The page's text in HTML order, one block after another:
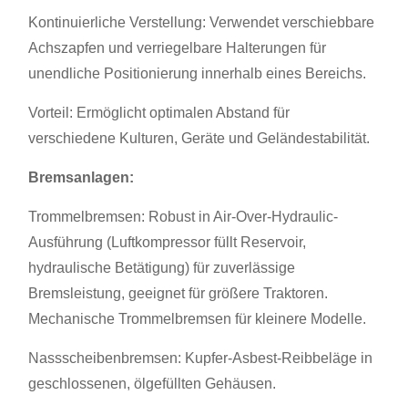
Kontinuierliche Verstellung: Verwendet verschiebbare
Achszapfen und verriegelbare Halterungen für
unendliche Positionierung innerhalb eines Bereichs.
Vorteil: Ermöglicht optimalen Abstand für
verschiedene Kulturen, Geräte und Geländestabilität.
Bremsanlagen:
Trommelbremsen: Robust in Air-Over-Hydraulic-
Ausführung (Luftkompressor füllt Reservoir,
hydraulische Betätigung) für zuverlässige
Bremsleistung, geeignet für größere Traktoren.
Mechanische Trommelbremsen für kleinere Modelle.
Nassscheibenbremsen: Kupfer-Asbest-Reibbeläge in
geschlossenen, ölgefüllten Gehäusen.